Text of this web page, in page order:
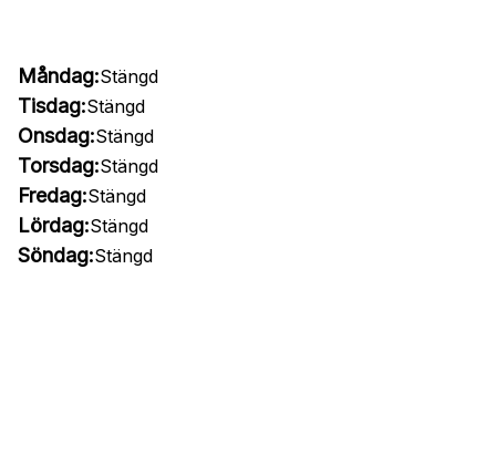
Måndag:Stängd
Tisdag:Stängd
Onsdag:Stängd
Torsdag:Stängd
Fredag:Stängd
Lördag:Stängd
Söndag:Stängd